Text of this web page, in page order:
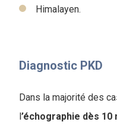
Himalayen.
Diagnostic PKD
Dans la majorité des
l’échographie dès 10